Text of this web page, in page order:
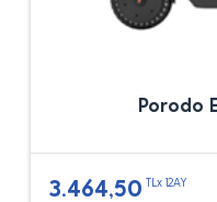
Porodo
3.464,50 TLx 12AY